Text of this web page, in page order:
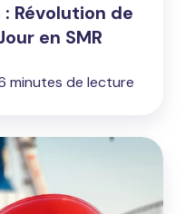
Révolution de
en SMR
minutes de lecture